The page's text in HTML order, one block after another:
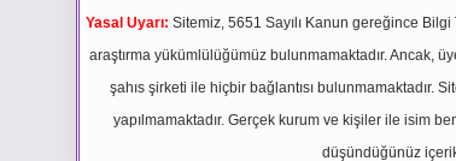
Yasal Uyarı: Sitemiz, 5651 Sayılı Kanun gereğince
araştırma yükümlülüğümüz bulunmamaktadır. Ancak,
şahıs şirketi ile hiçbir bağlantısı bulunmamaktadır.
yapılmamaktadır. Gerçek kurum ve kişiler ile isim
düşündüğünüz